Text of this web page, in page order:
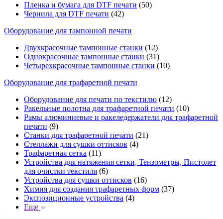
Пленка и бумага для DTF печати (50)
Чернила для DTF печати (42)
Оборудование для тампонной печати
Двухкрасочные тампонные станки (12)
Однокрасочные тампонные станки (31)
Четырехкрасочные тампонные станки (10)
Оборудование для трафаретной печати
Оборудование для печати по текстилю (12)
Ракельные полотна для трафаретной печати (10)
Рамы алюминиевые и ракеледержатели для трафаретной
печати (9)
Станки для трафаретной печати (21)
Стеллажи для сушки оттисков (4)
Трафаретная сетка (11)
Устройства для натяжения сетки, Тензометры, Пистолет
для очистки текстиля (6)
Устройства для сушки оттисков (16)
Химия для создания трафаретных форм (37)
Экспозиционные устройства (4)
Еще